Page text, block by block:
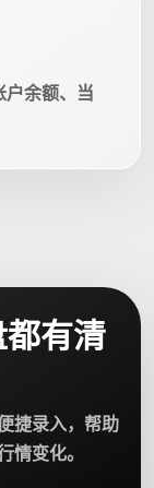
户余额、当
有清
捷录入，帮助
情变化。